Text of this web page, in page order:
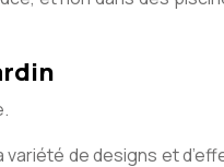
de designs et